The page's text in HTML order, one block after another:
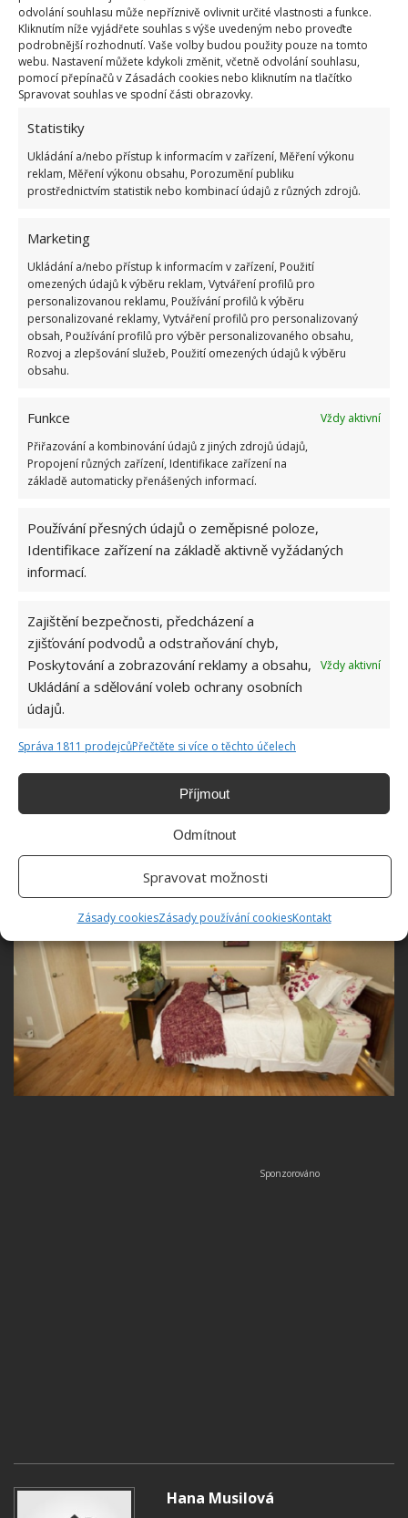
odvolání souhlasu může nepříznivě ovlivnit určité vlastnosti a funkce.
Kliknutím níže vyjádřete souhlas s výše uvedeným nebo proveďte
podrobnější rozhodnutí. Vaše volby budou použity pouze na tomto
webu. Nastavení můžete kdykoli změnit, včetně odvolání souhlasu,
pomocí přepínačů v Zásadách cookies nebo kliknutím na tlačítko
Spravovat souhlas ve spodní části obrazovky.
Statistiky
Ukládání a/nebo přístup k informacím v zařízení, Měření výkonu
reklam, Měření výkonu obsahu, Porozumění publiku
prostřednictvím statistik nebo kombinací údajů z různých zdrojů.
Marketing
Ukládání a/nebo přístup k informacím v zařízení, Použití
omezených údajů k výběru reklam, Vytváření profilů pro
personalizovanou reklamu, Používání profilů k výběru
personalizované reklamy, Vytváření profilů pro personalizovaný
obsah, Používání profilů pro výběr personalizovaného obsahu,
Rozvoj a zlepšování služeb, Použití omezených údajů k výběru
obsahu.
Funkce
Vždy aktivní
Přiřazování a kombinování údajů z jiných zdrojů údajů,
Propojení různých zařízení, Identifikace zařízení na
základě automaticky přenášených informací.
Používání přesných údajů o zeměpisné poloze,
Identifikace zařízení na základě aktivně vyžádaných
informací.
Zajištění bezpečnosti, předcházení a
zjišťování podvodů a odstraňování chyb,
Poskytování a zobrazování reklamy a obsahu,
Ukládání a sdělování voleb ochrany osobních
údajů.
Vždy aktivní
Správa 1811 prodejcůPřečtěte si více o těchto účelech
Příjmout
Odmítnout
Spravovat možnosti
Zásady cookiesZásady používání cookiesKontakt
Myslelo se také na to, že zde bude žít starší pár. I
tomu bylo přizpůsobeno samotné vybavení bytu.
Hlavně je nutné zmínit třeba sprchový kout, který
zaujme jak svou velikostí, tak i tím, jak jednoduše se
do něho dá vstoupit. Na něm je jasně vidět, že tento
vejminek byl navržen přímo na míru starším lidem.
Chcete vidět, jak to uvnitř vypadá? Není nic
jednoduššího než si prohlédnout jednotlivé
byt, nebo třeba samostatný pokoj v domově pro
seniory.
Hana Musilová